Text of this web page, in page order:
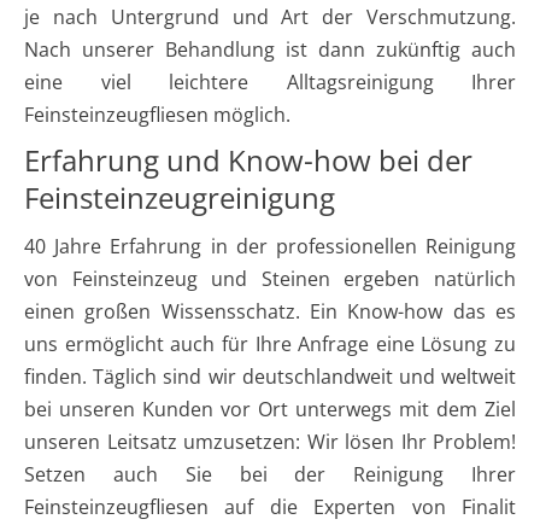
je nach Untergrund und Art der Verschmutzung.
Nach unserer Behandlung ist dann zukünftig auch
eine viel leichtere Alltagsreinigung Ihrer
Feinsteinzeugfliesen möglich.
Erfahrung und Know-how bei der
Feinsteinzeugreinigung
40 Jahre Erfahrung in der professionellen Reinigung
von Feinsteinzeug und Steinen ergeben natürlich
einen großen Wissensschatz. Ein Know-how das es
uns ermöglicht auch für Ihre Anfrage eine Lösung zu
finden. Täglich sind wir deutschlandweit und weltweit
bei unseren Kunden vor Ort unterwegs mit dem Ziel
unseren Leitsatz umzusetzen: Wir lösen Ihr Problem!
Setzen auch Sie bei der Reinigung Ihrer
Feinsteinzeugfliesen auf die Experten von Finalit